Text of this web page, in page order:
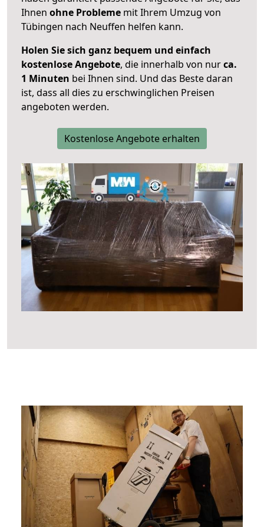
Ihnen ohne Probleme mit Ihrem Umzug von
Tübingen nach Neuffen helfen kann.
Holen Sie sich ganz bequem und einfach
kostenlose Angebote, die innerhalb von nurca.
1 Minuten bei Ihnen sind. Und das Beste daran
ist, dass all dies zu erschwinglichen Preisen
angeboten werden.
Kostenlose Angebote erhalten